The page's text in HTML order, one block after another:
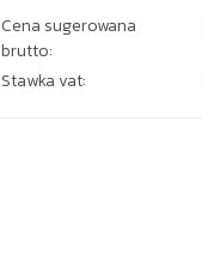
Cena sugerowana
brutto:
Stawka vat: